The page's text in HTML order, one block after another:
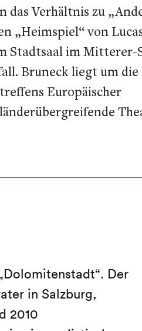
das Verhältnis zu
„Heimspiel“ von
Stadtsaal im Mitterer-
Bruneck liegt um
Europäischer
Der
in Salzburg,
2010